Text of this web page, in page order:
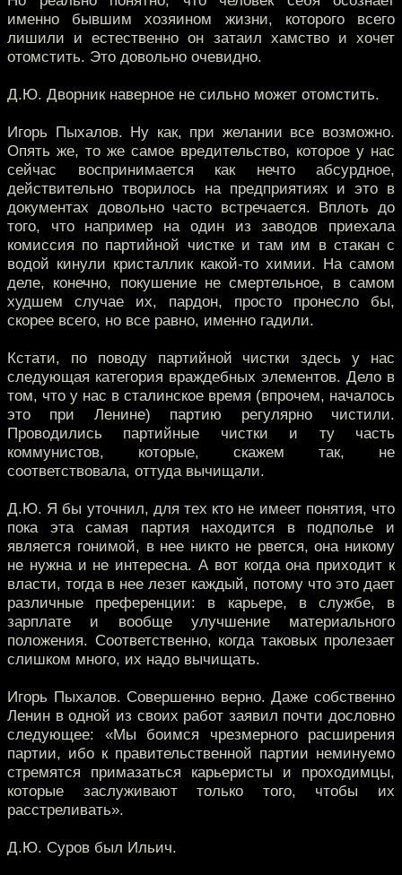
именно бывшим хозяином жизни, которого всего
лишили и естественно он затаил хамство и хочет
отомстить. Это довольно очевидно.
Д.Ю. Дворник наверное не сильно может отомстить.
Игорь Пыхалов. Ну как, при желании все возможно.
Опять же, то же самое вредительство, которое у нас
сейчас воспринимается как нечто абсурдное,
действительно творилось на предприятиях и это в
документах довольно часто встречается. Вплоть до
того, что например на один из заводов приехала
комиссия по партийной чистке и там им в стакан с
водой кинули кристаллик какой-то химии. На самом
деле, конечно, покушение не смертельное, в самом
худшем случае их, пардон, просто пронесло бы,
скорее всего, но все равно, именно гадили.
Кстати, по поводу партийной чистки здесь у нас
следующая категория враждебных элементов. Дело в
том, что у нас в сталинское время (впрочем, началось
это при Ленине) партию регулярно чистили.
Проводились партийные чистки и ту часть
коммунистов, которые, скажем так, не
соответствовала, оттуда вычищали.
Д.Ю. Я бы уточнил, для тех кто не имеет понятия, что
пока эта самая партия находится в подполье и
является гонимой, в нее никто не рвется, она никому
не нужна и не интересна. А вот когда она приходит к
власти, тогда в нее лезет каждый, потому что это дает
различные преференции: в карьере, в службе, в
зарплате и вообще улучшение материального
положения. Соответственно, когда таковых пролезает
слишком много, их надо вычищать.
Игорь Пыхалов. Совершенно верно. Даже собственно
Ленин в одной из своих работ заявил почти дословно
следующее: «Мы боимся чрезмерного расширения
партии, ибо к правительственной партии неминуемо
стремятся примазаться карьеристы и проходимцы,
которые заслуживают только того, чтобы их
расстреливать».
Д.Ю. Суров был Ильич.